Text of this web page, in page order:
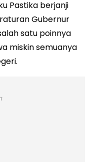
Pastika berjanji
Gubernur
satu poinnya
miskin semuanya